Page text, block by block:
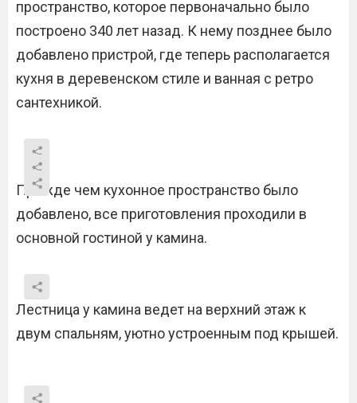
пространство, которое первоначально было
построено 340 лет назад. К нему позднее было
добавлено пристрой, где теперь располагается
кухня в деревенском стиле и ванная с ретро
сантехникой.
Прежде чем кухонное пространство было
добавлено, все приготовления проходили в
основной гостиной у камина.
Лестница у камина ведет на верхний этаж к
двум спальням, уютно устроенным под крышей.